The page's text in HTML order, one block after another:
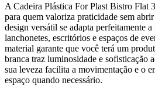
A Cadeira Plástica For Plast Bistro Flat
para quem valoriza praticidade sem
design versátil se adapta perfeitamente a
lanchonetes, escritórios e espaços de
material garante que você terá um
branca traz luminosidade e sofisticação
sua leveza facilita a movimentação e o
espaço quando necessário.